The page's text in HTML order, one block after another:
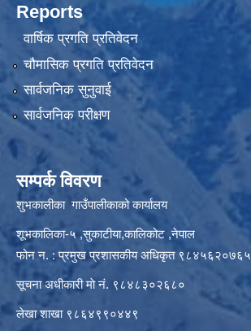
Reports
वार्षिक प्रगति प्रतिवेदन
चौमासिक प्रगति प्रतिवेदन
सार्वजनिक सुनुवाई
सार्वजनिक परीक्षण
सम्पर्क विवरण
शुभकालीका गाउँपालीकाको कार्यालय
शूभकालिका-५ ,सुकाटीया,कालिकोट ,नेपाल
फोन न. : प्रमुख प्रशासकीय अधिकृत ९८४५६२०७६५
सूचना अधीकारी माे नं. ९८४८३०२६८०
लेखा शाखा ९८६४९९०४४९